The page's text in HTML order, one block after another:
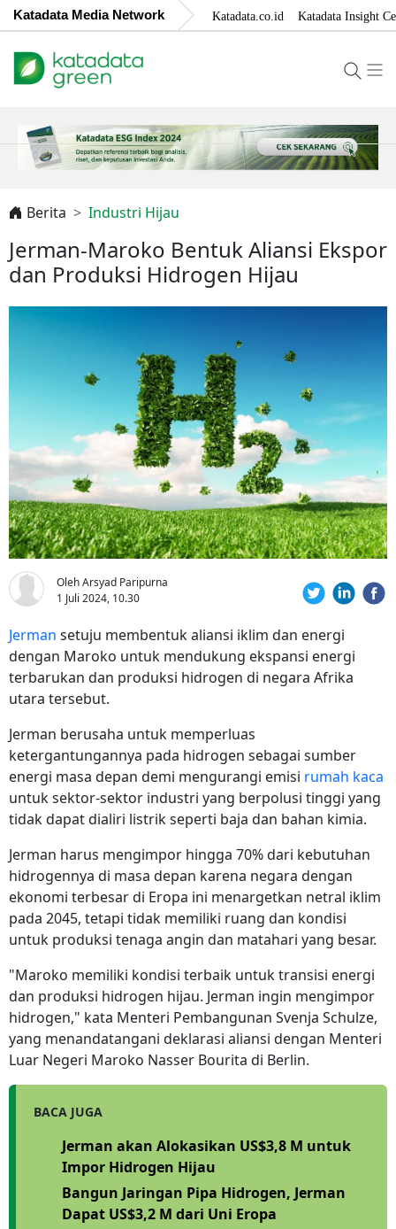
Katadata Media Network Katadata.co.id Katadata Insight
Berita Industri Hijau
Jerman-Maroko Bentuk Aliansi Ekspor
dan Produksi Hidrogen Hijau
Oleh Arsyad Paripurna
1 Juli 2024, 10.30
Jerman setuju membentuk aliansi iklim dan energi
dengan Maroko untuk mendukung ekspansi energi
terbarukan dan produksi hidrogen di negara Afrika
utara tersebut.
Jerman berusaha untuk memperluas
ketergantungannya pada hidrogen sebagai sumber
energi masa depan demi mengurangi emisi rumah kaca
untuk sektor-sektor industri yang berpolusi tinggi yang
tidak dapat dialiri listrik seperti baja dan bahan kimia.
Jerman harus mengimpor hingga 70% dari kebutuhan
hidrogennya di masa depan karena negara dengan
ekonomi terbesar di Eropa ini menargetkan netral iklim
pada 2045, tetapi tidak memiliki ruang dan kondisi
untuk produksi tenaga angin dan matahari yang besar.
"Maroko memiliki kondisi terbaik untuk transisi energi
dan produksi hidrogen hijau. Jerman ingin mengimpor
hidrogen," kata Menteri Pembangunan Svenja Schulze,
yang menandatangani deklarasi aliansi dengan Menteri
Luar Negeri Maroko Nasser Bourita di Berlin.
BACA JUGA
Jerman akan Alokasikan US$3,8 M untuk
Impor Hidrogen Hijau
Bangun Jaringan Pipa Hidrogen, Jerman
Dapat US$3,2 M dari Uni Eropa